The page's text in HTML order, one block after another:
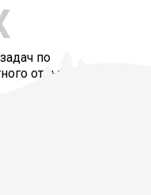
по
отдыха.